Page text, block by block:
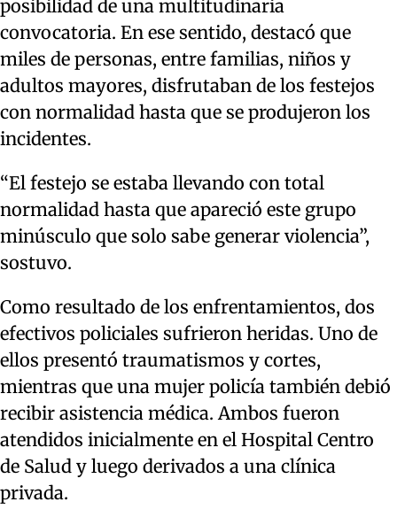
posibilidad de una multitudinaria
convocatoria. En ese sentido, destacó que
miles de personas, entre familias, niños y
adultos mayores, disfrutaban de los festejos
con normalidad hasta que se produjeron los
incidentes.
“El festejo se estaba llevando con total
normalidad hasta que apareció este grupo
minúsculo que solo sabe generar violencia”,
sostuvo.
Como resultado de los enfrentamientos, dos
efectivos policiales sufrieron heridas. Uno de
ellos presentó traumatismos y cortes,
mientras que una mujer policía también debió
recibir asistencia médica. Ambos fueron
atendidos inicialmente en el Hospital Centro
de Salud y luego derivados a una clínica
privada.